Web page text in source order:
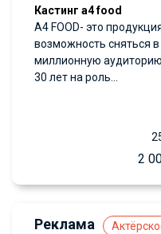
Кастинг а4 food
А4 FOOD- это
возможность сняться
миллионную
30 лет на роль...
2
Реклама